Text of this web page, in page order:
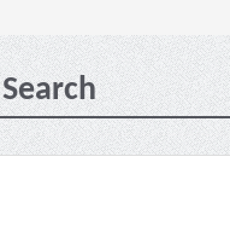
Search